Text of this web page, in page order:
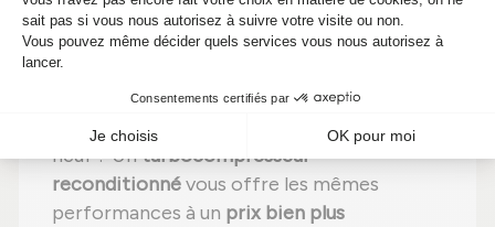
Étape 6 :Contrôle qualitésur banc
d'essai Schenck avant envoi.
Pourquoi donc payer le prix fort pour un
turbocompresseur Garrett 765155-5008S
neuf ? Unturbocompresseur
reconditionnévous offre les mêmes
performances à un prix bien plus